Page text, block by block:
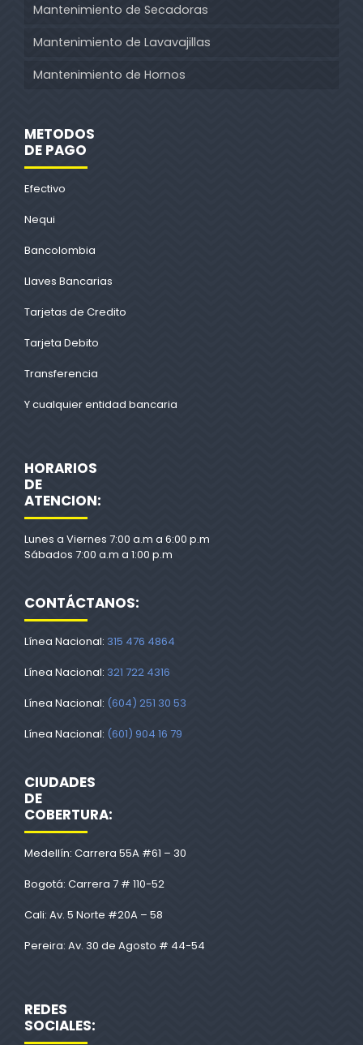
Mantenimiento de Secadoras
Mantenimiento de Lavavajillas
Mantenimiento de Hornos
METODOS
DE PAGO
Efectivo
Nequi
Bancolombia
Llaves Bancarias
Tarjetas de Credito
Tarjeta Debito
Transferencia
Y cualquier entidad bancaria
HORARIOS
DE
ATENCION:
Lunes a Viernes 7:00 a.m a 6:00 p.m
Sábados 7:00 a.m a 1:00 p.m
CONTÁCTANOS:
Línea Nacional: 315 476 4864
Línea Nacional: 321 722 4316
Línea Nacional: (604) 251 30 53
Línea Nacional: (601) 904 16 79
CIUDADES
DE
COBERTURA:
Medellín: Carrera 55A #61 – 30
Bogotá: Carrera 7 # 110-52
Cali: Av. 5 Norte #20A – 58
Pereira: Av. 30 de Agosto # 44-54
REDES
SOCIALES: